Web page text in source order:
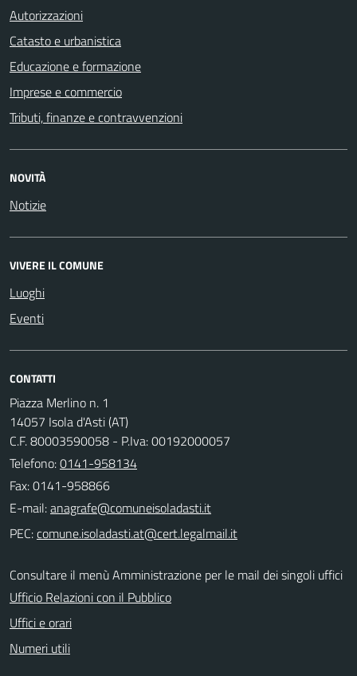
Autorizzazioni
Catasto e urbanistica
Educazione e formazione
Imprese e commercio
Tributi, finanze e contravvenzioni
NOVITÀ
Notizie
VIVERE IL COMUNE
Luoghi
Eventi
CONTATTI
Piazza Merlino n. 1
14057 Isola d'Asti (AT)
C.F. 80003590058 - P.Iva: 00192000057
Telefono:0141-958134
Fax: 0141-958866
E-mail:
PEC:
Consultare il menù Amministrazione per le mail dei singoli uffici
Ufficio Relazioni con il Pubblico
Uffici e orari
Numeri utili